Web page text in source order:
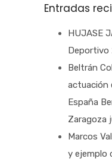
Entradas
HUJASE
Beltrán
actuación
España
Zaragoza
Marcos
y ejemplo